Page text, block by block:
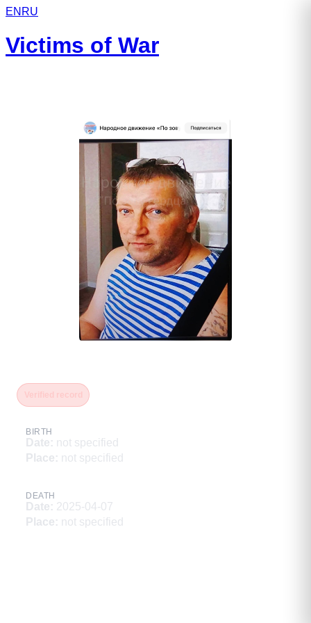
EN RU
Victims of War
BIRTH
Date: not specified
Place: not specified
DEATH
Date: 2025-04-07
Place: not specified